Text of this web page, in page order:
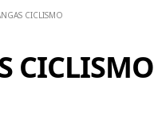
CICLISMO
CICLISMO